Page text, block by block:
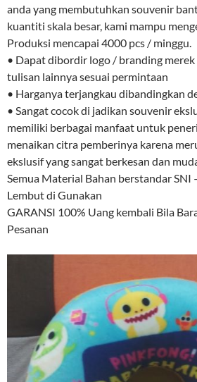
anda yang membutuhkan souvenir
kuantiti skala besar, kami mampu
Produksi mencapai 4000 pcs / minggu.
• Dapat dibordir logo / branding
tulisan lainnya sesuai permintaan
• Harganya terjangkau dibandingkan
• Sangat cocok di jadikan souvenir
memiliki berbagai manfaat untuk
menaikan citra pemberinya karena
ekslusif yang sangat berkesan dan
Semua Material Bahan berstandar SNI
Lembut di Gunakan
GARANSI 100% Uang kembali Bila
Pesanan